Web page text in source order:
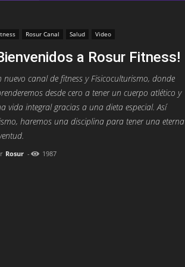
Rosur Canal Salud Video
a Rosur Fitness!
nuevo canal de fitness y Fisicoculturismo, donde
desde cero a tener un cuerpo atlético y
vida integral gracias a una dieta especial. Así
haremos una disciplina para tener una eterna
Rosur - 1987